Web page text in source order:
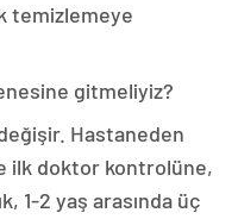
temizlemeye
gitmeliyiz?
Hastaneden
ilk doktor kontrolüne,
1-2 yaş arasında üç